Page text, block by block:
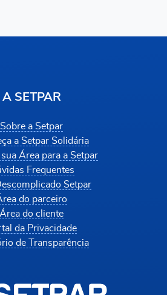
A SETPAR
Sobre a Setpar
a Setpar Solidária
Área para a Setpar
Frequentes
Setpar
do parceiro
Área do cliente
da Privacidade
de Transparência